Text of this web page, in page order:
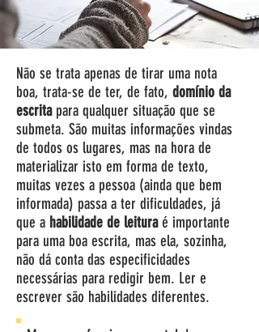
Não se trata apenas de tirar uma nota
boa, trata-se de ter, de fato, domínio da
escritapara qualquer situação que se
submeta. São muitas informações vindas
de todos os lugares, mas na hora de
materializar isto em forma de texto,
muitas vezes a pessoa (ainda que bem
informada) passa a ter dificuldades, já
que a habilidade de leituraé importante
para uma boa escrita, mas ela, sozinha,
não dá conta das especificidades
necessárias para redigir bem. Ler e
escrever são habilidades diferentes.